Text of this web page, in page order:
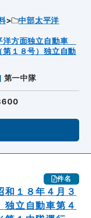
中部太平洋
洋方面独立自動車
１８号）独立自動
第一中隊
件名
１８年４月３
立自動車第４